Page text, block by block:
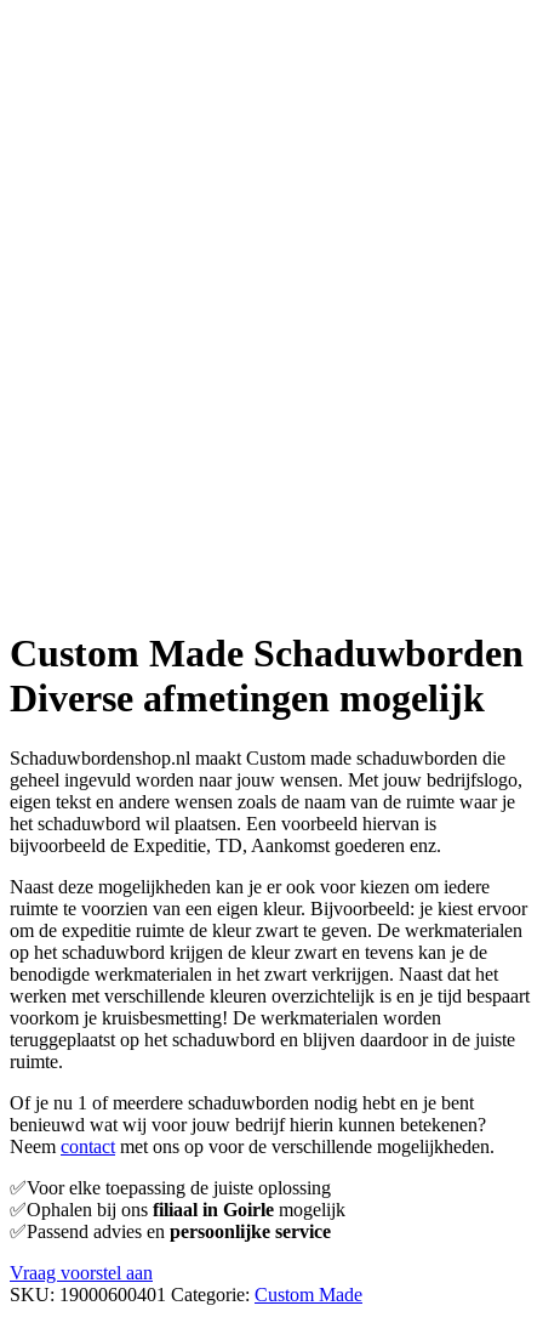
Custom Made Schaduwborden
Diverse afmetingen mogelijk
Schaduwbordenshop.nl maakt Custom made schaduwborden die
geheel ingevuld worden naar jouw wensen. Met jouw bedrijfslogo,
eigen tekst en andere wensen zoals de naam van de ruimte waar je
het schaduwbord wil plaatsen. Een voorbeeld hiervan is
bijvoorbeeld de Expeditie, TD, Aankomst goederen enz.
Naast deze mogelijkheden kan je er ook voor kiezen om iedere
ruimte te voorzien van een eigen kleur. Bijvoorbeeld: je kiest ervoor
om de expeditie ruimte de kleur zwart te geven. De werkmaterialen
op het schaduwbord krijgen de kleur zwart en tevens kan je de
benodigde werkmaterialen in het zwart verkrijgen. Naast dat het
werken met verschillende kleuren overzichtelijk is en je tijd bespaart
voorkom je kruisbesmetting! De werkmaterialen worden
teruggeplaatst op het schaduwbord en blijven daardoor in de juiste
ruimte.
Of je nu 1 of meerdere schaduwborden nodig hebt en je bent
benieuwd wat wij voor jouw bedrijf hierin kunnen betekenen?
Neem contact met ons op voor de verschillende mogelijkheden.
✅Voor elke toepassing de juiste oplossing
✅Ophalen bij ons filiaal in Goirle mogelijk
✅Passend advies en persoonlijke service
Vraag voorstel aan
SKU: 19000600401 Categorie: Custom Made